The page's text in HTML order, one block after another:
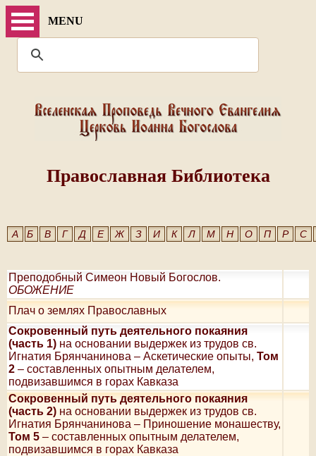
MENU
Православная Библиотека
А Б В Г Д Е Ж З И К Л М Н О П Р С
Преподобный Симеон Новый Богослов.
ОБОЖЕНИЕ
Плач о землях Православных
Сокровенный путь деятельного покаяния
(часть 1) на основании выдержек из трудов св.
Игнатия Брянчанинова – Аскетические опыты, Том
2 – составленных опытным делателем,
подвизавшимся в горах Кавказа
Сокровенный путь деятельного покаяния
(часть 2) на основании выдержек из трудов св.
Игнатия Брянчанинова – Приношение монашеству,
Том 5 – составленных опытным делателем,
подвизавшимся в горах Кавказа